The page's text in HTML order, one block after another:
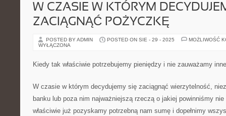
W CZASIE W KTÓRYM
ZACIĄGNĄĆ POŻYCZKĘ
POSTED BY ADMIN POSTED ON SIE - 29 - 2025
MOŻLIWOŚĆ
WYŁĄCZONA
Kiedy tak właściwie potrzebujemy pieniędzy i nie zauważamy
W czasie w którym decydujemy się zaciągnąć wierzytelność,
banku lub poza nim najważniejszą rzeczą o jakiej powinniśmy
właściwie już pozyskamy potrzebną nam sumę i dopełnimy